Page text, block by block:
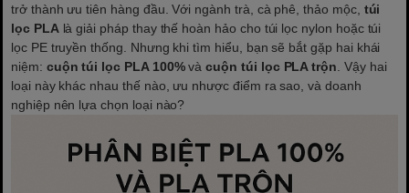
trở thành ưu tiên hàng đầu. Với ngành trà, cà phê, thảo mộc, túi
lọc PLA là giải pháp thay thế hoàn hảo cho túi lọc nylon hoặc túi
lọc PE truyền thống. Nhưng khi tìm hiểu, bạn sẽ bắt gặp hai khái
niệm: cuộn túi lọc PLA 100%vàcuộn túi lọc PLA trộn . Vậy hai
loại này khác nhau thế nào, ưu nhược điểm ra sao, và doanh
nghiệp nên lựa chọn loại nào?